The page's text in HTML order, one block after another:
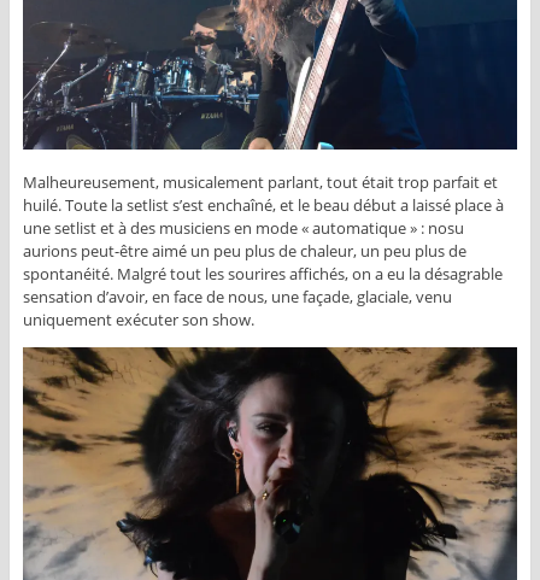
Malheureusement, musicalement parlant, tout était trop parfait et
huilé. Toute la setlist s’est enchaîné, et le beau début a laissé place à
une setlist et à des musiciens en mode « automatique » : nosu
aurions peut-être aimé un peu plus de chaleur, un peu plus de
spontanéité. Malgré tout les sourires affichés, on a eu la désagrable
sensation d’avoir, en face de nous, une façade, glaciale, venu
uniquement exécuter son show.